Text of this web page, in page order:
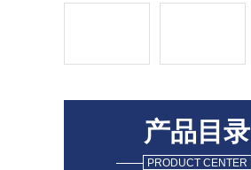
产品目录
PRODUCT CENTER